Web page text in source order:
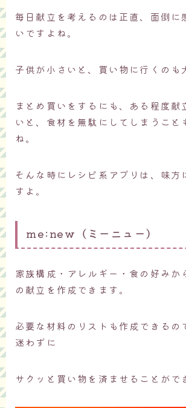
毎日献立を考えるのは正直、面倒に
いですよね。
子供が小さいと、買い物に行くのも
まとめ買いをするにも、ある程度献
いと、食材を無駄にしてしまうこと
ね。
そんな時にレシピ系アプリは、味方
すよ。
me:new（ミーニュー）
家族構成・アレルギー・食の好みか
の献立を作成できます。
必要な材料のリストも作成できるの
迷わずに
サクッと買い物を済ませることがで